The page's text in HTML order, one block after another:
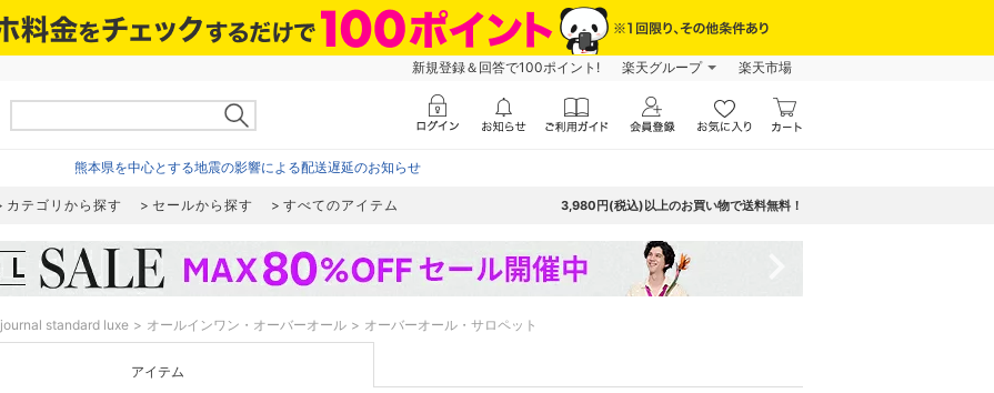
新規登録＆回答で100ポイント! 楽天グループ 楽天市場
熊本県を中心とする地震の影響による配送遅延のお知らせ
カテゴリから探す セールから探す すべてのアイテム 3,980円(税込)以上のお買い物で送料無料！
journal standard luxe オールインワン・オーバーオール オーバーオール・サロペット
アイテム